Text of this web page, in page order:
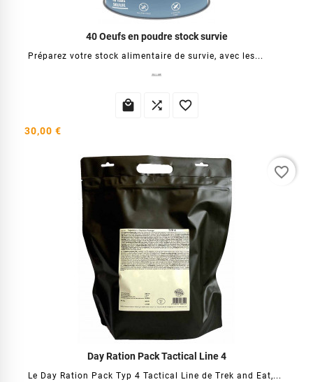
40 Oeufs en poudre stock survie
Préparez votre stock alimentaire de survie, avec les...
  
30,00 €
Day Ration Pack Tactical Line 4
Le Day Ration Pack Typ 4 Tactical Line de Trek and Eat,...
favorite_border